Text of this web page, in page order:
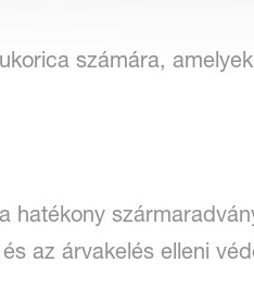
számára,
hatékony
az árvakelés elleni